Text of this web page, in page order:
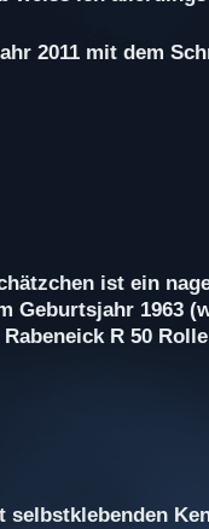
2011 mit dem
ist ein
Geburtsjahr 1963
R 50
selbstklebenden